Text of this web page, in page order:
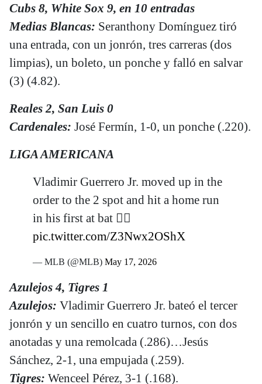
Cubs 8, White Sox 9, en 10 entradas
Medias Blancas: Seranthony Domínguez tiró
una entrada, con un jonrón, tres carreras (dos
limpias), un boleto, un ponche y falló en salvar
(3) (4.82).
Reales 2, San Luis 0
Cardenales: José Fermín, 1-0, un ponche (.220).
LIGA AMERICANA
Vladimir Guerrero Jr. moved up in the
order to the 2 spot and hit a home run
in his first at bat 😮‍💨
pic.twitter.com/Z3Nwx2OShX
— MLB (@MLB) May 17, 2026
Azulejos 4, Tigres 1
Azulejos: Vladimir Guerrero Jr. bateó el tercer
jonrón y un sencillo en cuatro turnos, con dos
anotadas y una remolcada (.286)…Jesús
Sánchez, 2-1, una empujada (.259).
Tigres: Wenceel Pérez, 3-1 (.168).